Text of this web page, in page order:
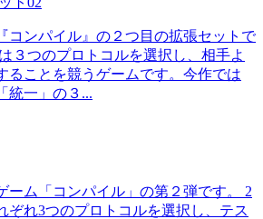
コンパイル』の２つ目の拡張セットで
３つのプロトコルを選択し、相手よ
ることを競うゲームです。今作では
統一」の３...
ーム「コンパイル」の第２弾です。 2
ぞれ3つのプロトコルを選択し、テス